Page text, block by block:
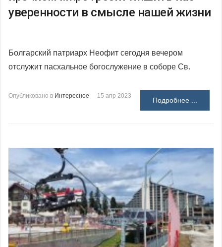
уверенности в смысле нашей жизни
Болгарский патриарх Неофит сегодня вечером
отслужит пасхальное богослужение в соборе Св.
Опубликовано в Интересное 15 апр 2023
Подробнее ...